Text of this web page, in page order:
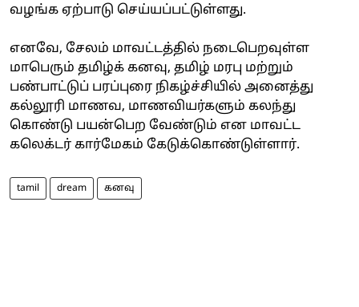
வழங்க ஏற்பாடு செய்யப்பட்டுள்ளது.
எனவே, சேலம் மாவட்டத்தில் நடைபெறவுள்ள
மாபெரும் தமிழ்க் கனவு, தமிழ் மரபு மற்றும்
பண்பாட்டுப் பரப்புரை நிகழ்ச்சியில் அனைத்து
கல்லூரி மாணவ, மாணவியர்களும் கலந்து
கொண்டு பயன்பெற வேண்டும் என மாவட்ட
கலெக்டர் கார்மேகம் கேடுக்கொண்டுள்ளார்.
tamil dream கனவு